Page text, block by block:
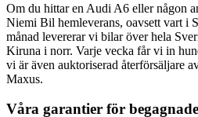
Om du hittar en Audi A6 eller någon
Niemi Bil hemleverans, oavsett vart i
månad levererar vi bilar över hela
Kiruna i norr. Varje vecka får vi in
vi är även auktoriserad återförsäljare
Maxus.
Våra garantier för